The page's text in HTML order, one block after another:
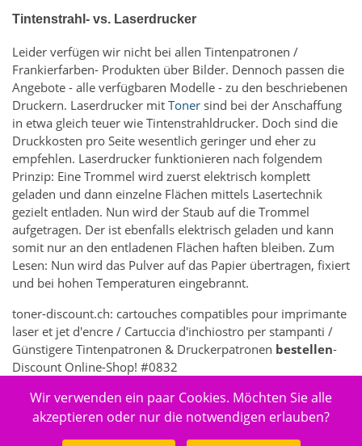
Tintenstrahl- vs. Laserdrucker
Leider verfügen wir nicht bei allen Tintenpatronen /
Frankierfarben- Produkten über Bilder. Dennoch passen die
Angebote - alle verfügbaren Modelle - zu den beschriebenen
Druckern. Laserdrucker mit Toner sind bei der Anschaffung
in etwa gleich teuer wie Tintenstrahldrucker. Doch sind die
Druckkosten pro Seite wesentlich geringer und eher zu
empfehlen. Laserdrucker funktionieren nach folgendem
Prinzip: Eine Trommel wird zuerst elektrisch komplett
geladen und dann einzelne Flächen mittels Lasertechnik
gezielt entladen. Nun wird der Staub auf die Trommel
aufgetragen. Der ist ebenfalls elektrisch geladen und kann
somit nur an den entladenen Flächen haften bleiben. Zum
Lesen: Nun wird das Pulver auf das Papier übertragen, fixiert
und bei hohen Temperaturen eingebrannt.
toner-discount.ch: cartouches compatibles pour imprimante
laser et jet d'encre / Cartuccia d'inchiostro per stampanti /
Günstigere Tintenpatronen & Druckerpatronen bestellen-
Discount Online-Shop! #0832
7362 - Elektronik > Drucken, Kopieren, Scannen & Faxen >
Zubehör Drucker, Kopierer & Faxgeräte > Drucker-
Wir verwenden ein paar Cookies. Möchten Sie alle
akzeptieren oder nur die notwendigen erlauben?